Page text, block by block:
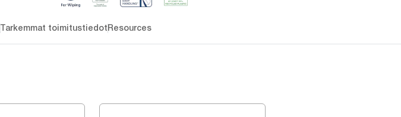
Tarkemmat toimitustiedotResources